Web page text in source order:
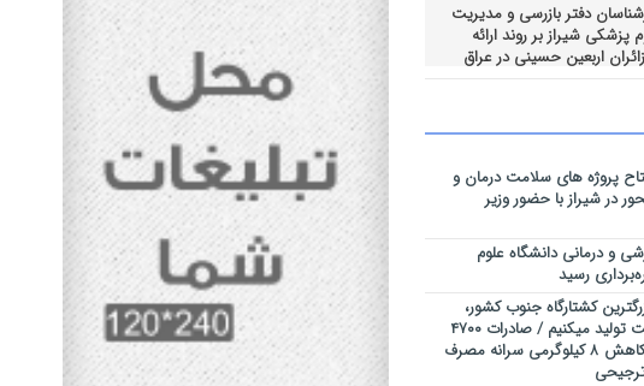
دفتر بازرسی و مدیریت
پزشکی شیراز بر روند ارائه
اربعین حسینی در عراق
پلیس در ارتقای احساس
همدلی و خدمت در ستاد
شیراز
پروژه های سلامت درمان و
در شیراز با حضور وزیر
و درمانی دانشگاه علوم
رسید
بزرگترین کشتارگاه جنوب کشور،
روزانه ۳۰۰ تن گوشت تولید میکنیم / صادرات ۴۷۰۰
تنی در سال گذشته / کاهش ۸ کیلوگرمی سرانه مصرف